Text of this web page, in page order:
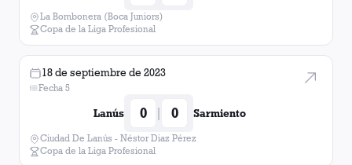
La Bombonera (Boca Juniors)
Copa de la Liga Profesional
18 de septiembre de 2023
Fecha 5
Lanús 0 | 0 Sarmiento
Ciudad De Lanús - Néstor Diaz Pérez
Copa de la Liga Profesional